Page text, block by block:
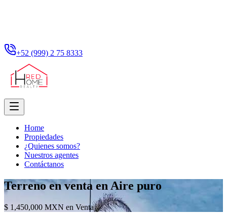
+52 (999) 2 75 8333
Home
Propiedades
¿Quienes somos?
Nuestros agentes
Contáctanos
Terreno en venta en Aire puro
$ 1,450,000 MXN en Venta